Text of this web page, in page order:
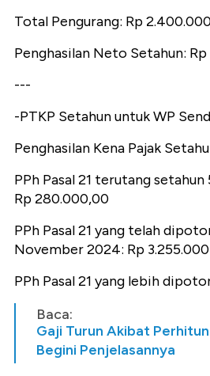
Total Pengurang: Rp
Penghasilan Neto Setahun:
---
-PTKP Setahun untuk WP
Penghasilan Kena Pajak
PPh Pasal 21 terutang setahun
Rp 280.000,00
PPh Pasal 21 yang telah
November 2024: Rp 3.255.000
PPh Pasal 21 yang lebih
Baca:
Gaji Turun Akibat
Begini Penjelasannya